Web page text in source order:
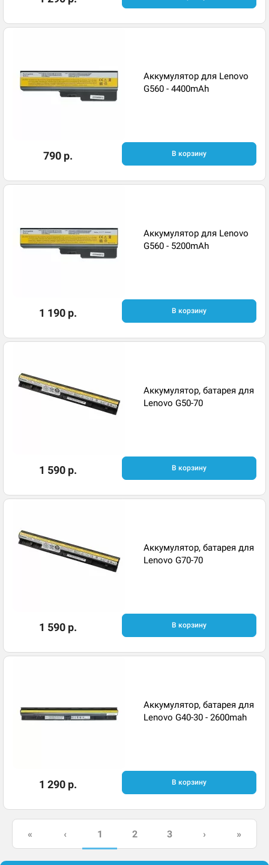
Аккумулятор для Lenovo
G560 - 4400mAh
790 р. В корзину
Аккумулятор для Lenovo
G560 - 5200mAh
1 190 р. В корзину
Аккумулятор, батарея для
Lenovo G50-70
1 590 р. В корзину
Аккумулятор, батарея для
Lenovo G70-70
1 590 р. В корзину
Аккумулятор, батарея для
Lenovo G40-30 - 2600mah
1 290 р. В корзину
« ‹ 1 2 3 › »